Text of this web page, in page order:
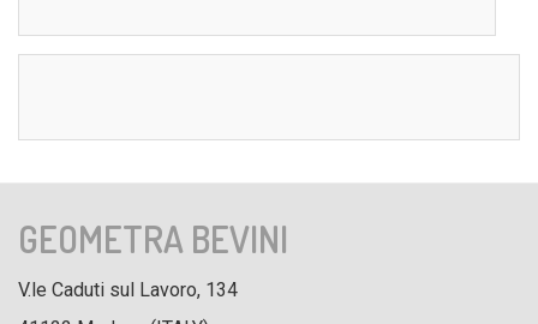
GEOMETRA BEVINI
V.le Caduti sul Lavoro, 134